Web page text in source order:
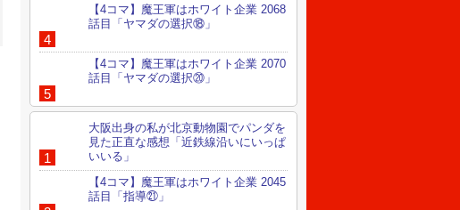
【4コマ】魔王軍はホワイト企業 2068
話目「ヤマダの選択⑱」
【4コマ】魔王軍はホワイト企業 2070
話目「ヤマダの選択⑳」
大阪出身の私が北京動物園でパンダを
見た正直な感想「近鉄線沿いにいっぱ
いいる」
【4コマ】魔王軍はホワイト企業 2045
話目「指導㉑」